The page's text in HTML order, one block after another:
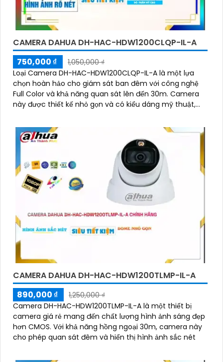
CAMERA DAHUA DH-HAC-HDW1200CLQP-IL-A
750,000 ₫
1,050,000 ₫
Loại Camera DH-HAC-HDW1200CLQP-IL-A là một lựa
chọn hoàn hảo cho giám sát ban đêm với công nghệ
Full Color và khả năng quan sát lên đến 30m. Camera
này được thiết kế nhỏ gọn và có kiểu dáng mỹ thuật,
CAMERA DAHUA DH-HAC-HDW1200TLMP-IL-A
890,000 ₫
1,250,000 ₫
Camera DH-HAC-HDW1200TLMP-IL-A là một thiết bị
camera giá rẻ mang đến chất lượng hình ảnh sáng đẹp
hơn CMOS. Với khả năng hồng ngoại 30m, camera này
cho phép quan sát đêm và hiển thị hình ảnh sắc nét